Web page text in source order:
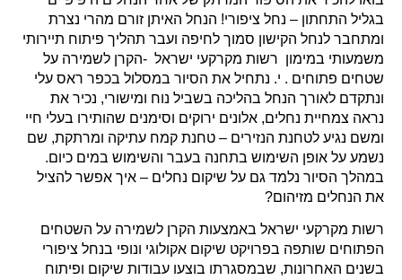
בגליל התחתון – נחל ציפורי! הנחל האיתן זורם מהרי נצרת
ומתחבר לנחל הקישון סמוך לחיפה ועבר תהליך פיתוח תיירותי
משמעותי במימון רשות מקרקעי ישראל -הקרן לשמירה על
שטחים פתוחים . י. נתחיל את הסיור במסלול בכפר ראס עלי
ונתקדם לאורך הנחל בהליכה בשביל נוח ומישורי, נכיר את
נראה צמחיית נחלים, אלונים ירוקים וסימנים שהותירו בעלי חיי
ומשם נגיע לטחנת הנזירים – טחנת קמח עתיקה ומרתקת, שם
נשמע על אופן השימוש בתחנה בעבר והשימוש במים כיום.
במהלך הסיור נלמד גם על שיקום נחלים – איך אפשר להציל
את הנחלים מזיהום?
רשות מקרקעי ישראל באמצעות הקרן לשמירה על השטחים
הפתוחים שותפה בפרויקט שיקום אקולוגי ונופי בנחל ציפורי
בשנים האחרונות, שבמסגרתו בוצעו עבודות שיקום ופיתוח